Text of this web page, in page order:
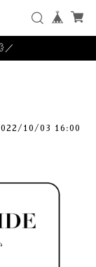
／
10/03 16:00